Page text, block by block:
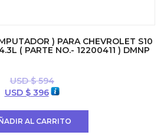
) PARA CHEVROLET S10
( PARTE NO.- 12200411 ) DMNP
USD $594
El
era:
USD $396El
es:
AL CARRITO